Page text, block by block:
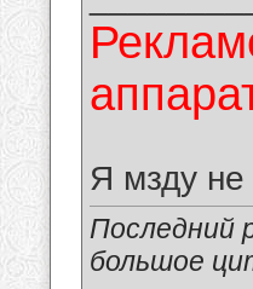
Я мзду не
Последний
большое